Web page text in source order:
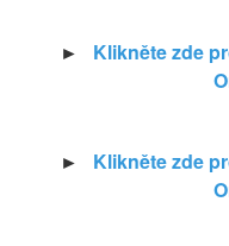
► Klikněte zde
► Klikněte zde